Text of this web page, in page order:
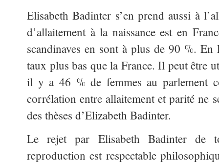
Elisabeth Badinter s’en prend aussi à
d’allaitement à la naissance est en
scandinaves en sont à plus de 90 %.
taux plus bas que la France. Il peut être
il y a 46 % de femmes au parlement
corrélation entre allaitement et parité ne
des thèses d’Elizabeth Badinter.
Le rejet par Elisabeth Badinter de
reproduction est respectable